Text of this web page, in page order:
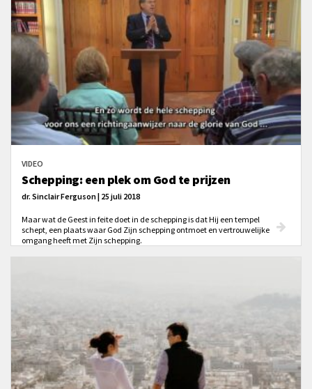
VIDEO
Schepping: een plek om God te prijzen
dr. Sinclair Ferguson | 25 juli 2018
Maar wat de Geest in feite doet in de schepping is dat Hij een tempel
schept, een plaats waar God Zijn schepping ontmoet en vertrouwelijke
omgang heeft met Zijn schepping.